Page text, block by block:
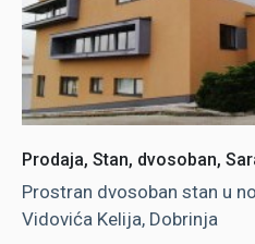
Prodaja, Stan, dvosoban,
Prostran dvosoban stan u
Vidovića Kelija, Dobrinja